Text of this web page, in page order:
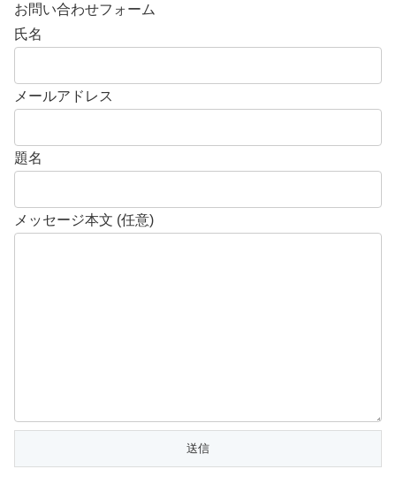
お問い合わせフォーム
氏名
メールアドレス
題名
メッセージ本文 (任意)